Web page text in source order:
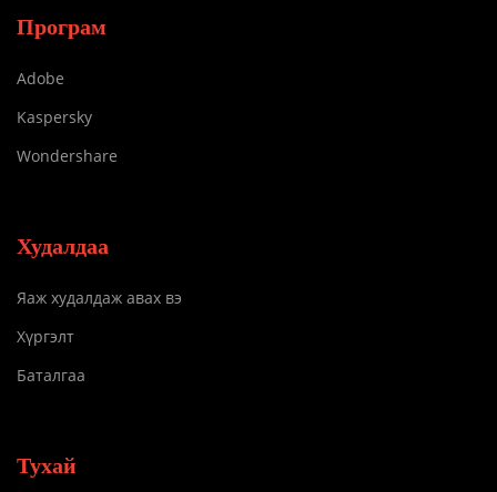
Програм
Adobe
Kaspersky
Wondershare
Худалдаа
Яаж худалдаж авах вэ
Хүргэлт
Баталгаа
Тухай